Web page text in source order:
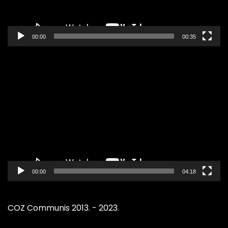
00:00 00:35
00:00 04:18
COZ Communis 2013. - 2023.